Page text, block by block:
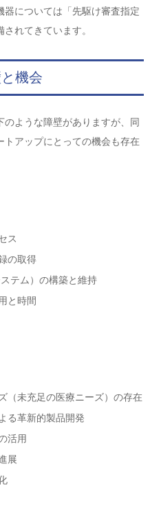
については「先駆け審査指定
れてきています。
機会
ような障壁がありますが、同
トアップにとっての機会も存在
ス
の取得
テム）の構築と維持
と時間
（未充足の医療ニーズ）の存在
る革新的製品開発
活用
展